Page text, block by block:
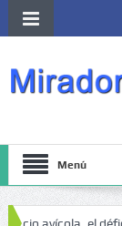
Menú